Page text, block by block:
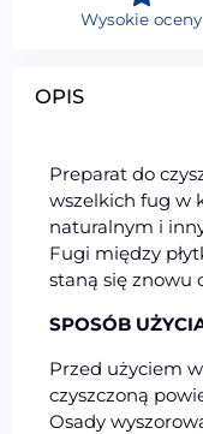
OPIS
Preparat do
wszelkich fug w
naturalnym i
Fugi między
staną się znowu
SPOSÓB
Przed użyciem
czyszczoną
Osady
Wysokie oceny